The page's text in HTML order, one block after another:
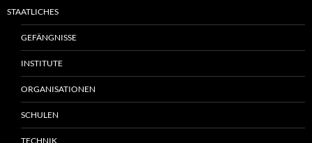
STAATLICHES
GEFÄNGNISSE
INSTITUTE
ORGANISATIONEN
SCHULEN
TECHNIK